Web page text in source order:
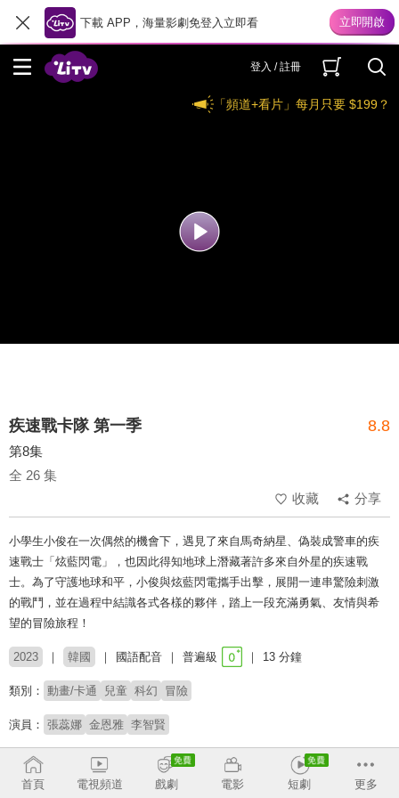
下載 APP，海量影劇免登入立即看
登入 / 註冊
「頻道+看片」每月只要 $199？
疾速戰卡隊 第一季 8.8
第8集
全 26 集
收藏
分享
小學生小俊在一次偶然的機會下，遇見了來自馬奇納星、偽裝成警車的疾
速戰士「炫藍閃電」，也因此得知地球上潛藏著許多來自外星的疾速戰
士。為了守護地球和平，小俊與炫藍閃電攜手出擊，展開一連串驚險刺激
的戰鬥，並在過程中結識各式各樣的夥伴，踏上一段充滿勇氣、友情與希
望的冒險旅程！
2023 韓國 國語配音 普遍級 13 分鐘
類別： 動畫/卡通 兒童 科幻 冒險
演員： 張蕊娜 金恩雅 李智賢
# 友情 # 兒童故事 # 機器人# 爸媽安心
首頁 電視頻道 戲劇 電影 短劇 更多